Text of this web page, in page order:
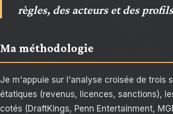
règles, des acteurs et des
Ma méthodologie
Je m'appuie sur l'analyse croisée de trois
étatiques (revenus, licences, sanctions),
cotés (DraftKings, Penn Entertainment,